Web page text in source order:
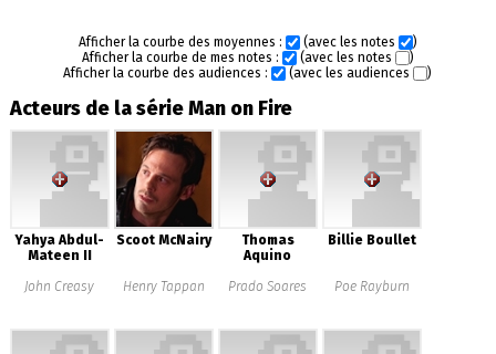
Afficher la courbe des moyennes : (avec les notes
)
Afficher la courbe de mes notes :
(avec les notes
)
Afficher la courbe des audiences :
(avec les audiences )
Acteurs de la série Man on Fire
Yahya Abdul-
Mateen II
John Creasy
Scoot McNairy
Henry Tappan
Thomas
Aquino
Prado Soares
Billie Boullet
Poe Rayburn